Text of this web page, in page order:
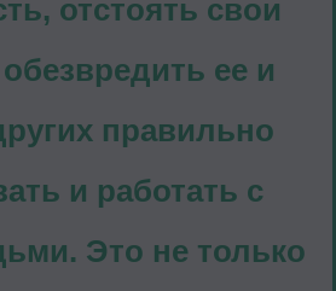
отстоять свои
ее и
правильно
и работать с
Это не только